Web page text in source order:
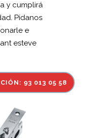
y cumplirá
Pídanos
e
esteve
93 013 05 58